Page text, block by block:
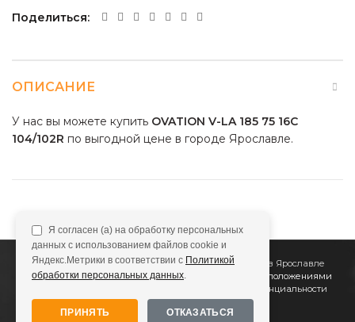
Поделиться
ОПИСАНИЕ
У нас вы можете купить OVATION V-LA 185 75 16C
104/102R по выгодной цене в городе Ярославле.
2011Все Колёса Интернет-магазин шин и дисков в Ярославле
Сайт не является публичной офертой, определяемой положениями
Политике конфиденциальности
Я согласен (а) на обработку персональных
данных с использованием файлов cookie и
Яндекс.Метрики в соответствии с Политикой
обработки персональных данных.
ПРИНЯТЬ ОТКАЗАТЬСЯ